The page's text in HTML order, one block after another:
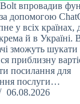
Bolt впровадив
допомогою
у всіх країнах,
й в Україні.
зможуть шукати
приблизну
посилання для
послуги…
06.08.2026